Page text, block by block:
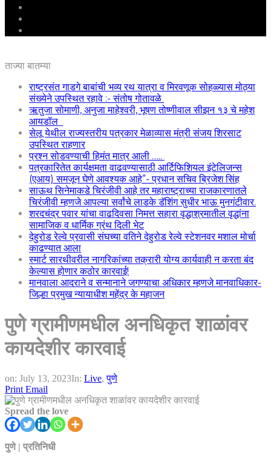
ताज्या बातम्या
राष्ट्रसंत गाडगे बाबांची भव्य रथ यात्रा व मिरवणूक सोहळ्यास मोठ्या
संख्येने उपस्थित रहावे :- संतोष गोतावळे
ऋतुजा सोमाणी, अनुजा माहेश्वरी, भूषण तोष्णीवाल सीझन १३ चे महेश
आयडॉल
सेलू येथील राज्यस्तरीय पत्रकार मेळाव्यास मंत्री संजय शिरसाट
उपस्थित राहणार
प्रश्न सोडवण्याची हिमंत मात्र आली …..
पत्रकारितेत कार्यक्षमता वाढवण्यासाठी आर्टिफिशियल इंटेलिजन्स
(एआय) समजून घेणे आवश्यक आहे”- प्रधान सचिव ब्रिजेश सिंह
साऊथ सिनेमाकडे चिरंजीवी आहे तर महाराष्ट्राच्या राजकारणातले
चिरंजीवी म्हणजे आपल्या सर्वांचे लाडके डॅशिंग सुधीर भाऊ मुनगंटीवार.
शरदचंद्र पवार यांचा वाढदिवसा निमत्त सहारा वृद्धाश्रमातील वृद्धांना
सामाजिक व धार्मिक ग्रंथ दिली भेट
देहुरोड रेल्वे प्रवासी संघच्या वतिने देहुरोड रेल्वे स्टेशनवर मशाल मोर्चा
काढण्यात आला
स्मार्ट सारथीवरील नागरिकांच्या तक्रारी योग्य कार्यवाही न करता बंद
केल्यास होणार कठोर कारवाई!
मानवाला आदराने व सन्मानाने जगण्याचा अधिकार म्हणजे मानवाधिकार-
जिल्हा प्रमुख न्यायाधीश महेंद्र के महाजन
पुणे ग्रामीणमधील अनधिकृत शाळांवर
कायदेशीर कारवाई
on: July 13, 2023In: Live,पुणे
Print Email
Spread the love
पुणे | प्रतिनिधी